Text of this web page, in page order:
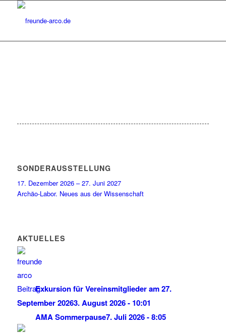
SONDERAUSSTELLUNG
17. Dezember 2026 – 27. Juni 2027
Archäo-Labor. Neues aus der Wissenschaft
AKTUELLES
Exkursion für Vereinsmitglieder am 27.
September 20263. August 2026 - 10:01
AMA Sommerpause7. Juli 2026 - 8:05